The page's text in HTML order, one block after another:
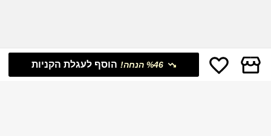
%46 הנחה! הוסף לעגלת הקניות